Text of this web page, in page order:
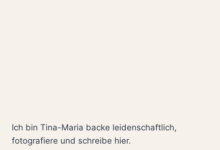
Ich bin Tina-Maria backe leidenschaftlich,
fotografiere und schreibe hier.